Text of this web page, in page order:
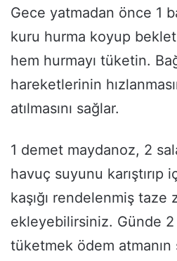
Gece yatmadan önce 1
kuru hurma koyup
hem hurmayı tüketin.
hareketlerinin
atılmasını sağlar.
1 demet maydanoz, 2
havuç suyunu karıştırıp
kaşığı rendelenmiş taze
ekleyebilirsiniz. Günde
tüketmek ödem